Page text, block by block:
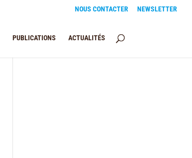
NOUS CONTACTER NEWSLETTER
PUBLICATIONS ACTUALITÉS